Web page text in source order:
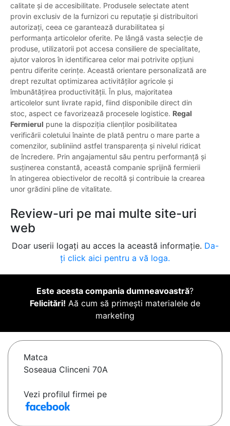
calitate și de accesibilitate. Produsele selectate atent
provin exclusiv de la furnizori cu reputație și distribuitori
autorizați, ceea ce garantează durabilitatea și
performanța articolelor oferite. Pe lângă vasta selecție de
produse, utilizatorii pot accesa consiliere de specialitate,
ajutor valoros în identificarea celor mai potrivite opțiuni
pentru diferite cerințe. Această orientare personalizată are
drept rezultat optimizarea activităților agricole și
îmbunătățirea productivității. În plus, majoritatea
articolelor sunt livrate rapid, fiind disponibile direct din
stoc, aspect ce favorizează procesele logistice. Regal
Fermierul pune la dispoziția clienților posibilitatea
verificării coletului înainte de plată pentru o mare parte a
comenzilor, subliniind astfel transparența și nivelul ridicat
de încredere. Prin angajamentul său pentru performanță și
susținerea constantă, această companie sprijină fermierii
în atingerea obiectivelor de recoltă și contribuie la crearea
unor grădini pline de vitalitate.
Review-uri pe mai multe site-uri
web
Doar userii logați au acces la această informație. Da-
ți click aici pentru a vă loga.
Este acesta compania dumneavoastră?
Felicitări! Aă cum să primești materialele de
marketing
Matca
Soseaua Clinceni 70A
Vezi profilul firmei pe